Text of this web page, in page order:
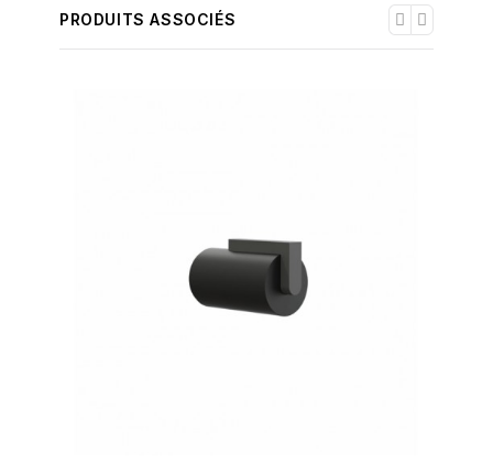
PRODUITS ASSOCIÉS